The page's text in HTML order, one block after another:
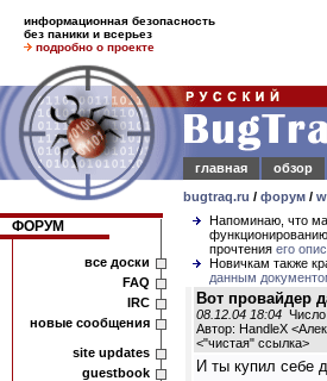
информационная безопасность
без паники и всерьез
подробно о проекте
главная
обзор
bugtraq.ru / форум /
ФОРУМ
все доски
FAQ
IRC
новые сообщения
site updates
guestbook
Напоминаю, что
прочтения его
Новичкам также
данным
Вот провайдер
08.12.04 18:04
Автор: HandleX
<"чистая" ссылка>
И ты купил себе